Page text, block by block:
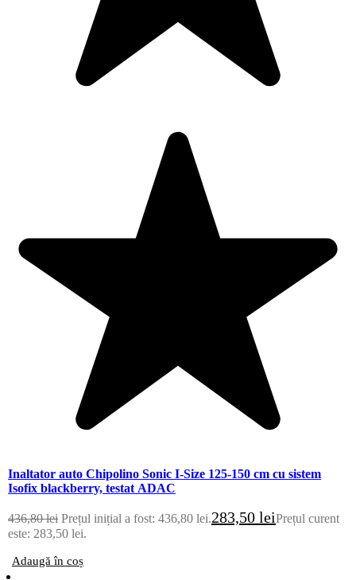
Inaltator auto Chipolino Sonic I-Size 125-150 cm cu sistem
Isofix blackberry, testat ADAC
436,80lei Prețul inițial a fost: 436,80 lei.283,50 leiPrețul curent
este: 283,50 lei.
Adaugă în coș